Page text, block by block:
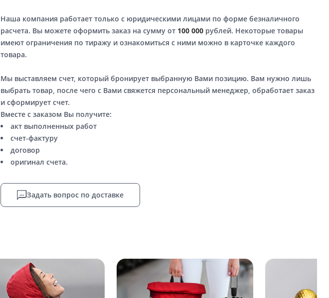
Наша компания работает только с юридическими лицами по форме безналичного
расчета. Вы можете оформить заказ на сумму от 100 000рублей. Некоторые товары
имеют ограничения по тиражу и ознакомиться с ними можно в карточке каждого
товара.
Мы выставляем счет, который бронирует выбранную Вами позицию. Вам нужно лишь
выбрать товар, после чего с Вами свяжется персональный менеджер, обработает заказ
и сформирует счет.
Вместе с заказом Вы получите:
акт выполненных работ
счет-фактуру
договор
оригинал счета.
Задать вопрос по доставке